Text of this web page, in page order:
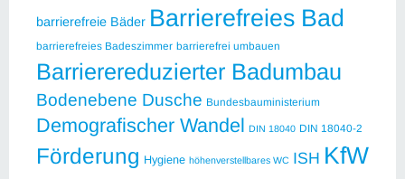
barrierefreie Bäder Barrierefreies Bad
barrierefreies Badeszimmer barrierefrei umbauen
Barrierereduzierter Badumbau
Bodenebene Dusche Bundesbauministerium
Demografischer Wandel DIN 18040 DIN 18040-2
Förderung Hygiene höhenverstellbares WC ISH KfW